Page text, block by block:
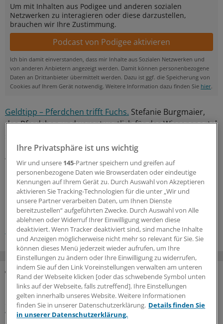
Um mit Inhalten aus Podigee und anderen sozialen
Netzwerken zu interagieren oder diese darzustellen,
brauchen wir Ihre Zustimmung.
Ich bin damit einverstanden, dass mir Inhalte aus Sozialen Netzwerken und
von anderen Anbietern angezeigt werden. Damit können personenbezogene
Daten an Drittanbieter übermittelt werden. Dazu ist ggf. die Speicherung von
Cookies auf Ihrem Gerät notwendig. Weitere Information dazu finden Sie hier.
Geldtipp – Pferdchen trifft Fuchs. Stefanie Burgmaier,
das Pferdchen und verantwortlich für das Wissensportal
und Herausgeber der Fuchsbriefe, sprechen über
wichtige Themen rund ums Geld.
0
Schlagworte:
Pferdchen trifft Fuchs Geld und Vermögen
MEHR ZUM THEMA
Geldtipp-Podcast Pferdchen trifft Fuchs
Was wir aus unseren Fehlern gelernt haben
Ihre Privatsphäre ist uns wichtig
Wir und unsere 145-Partner speichern und greifen auf
personenbezogene Daten wie Browserdaten oder eindeutige
Kennungen auf Ihrem Gerät zu. Durch Auswahl von Akzeptieren
aktivieren Sie Tracking-Technologien für die unter „Wir und
unsere Partner verarbeiten Daten, um Ihnen Dienste
bereitzustellen“ aufgeführten Zwecke. Durch Auswahl von Alle
ablehnen oder Widerruf Ihrer Einwilligung werden diese
deaktiviert. Wenn Tracker deaktiviert sind, sind manche Inhalte
und Anzeigen möglicherweise nicht mehr so relevant für Sie. Sie
können dieses Menü jederzeit wieder aufrufen, um Ihre
Einstellungen zu ändern oder Ihre Einwilligung zu widerrufen,
indem Sie auf den Link Voreinstellungen verwalten am unteren
Rand der Webseite klicken [oder das schwebende Symbol unten
links auf der Webseite, falls zutreffend]. Ihre Einstellungen
gelten innerhalb unseres Website. Weitere Informationen
finden Sie in unserer Datenschutzerklärung. Details finden Sie
in unserer Datenschutzerklärung.